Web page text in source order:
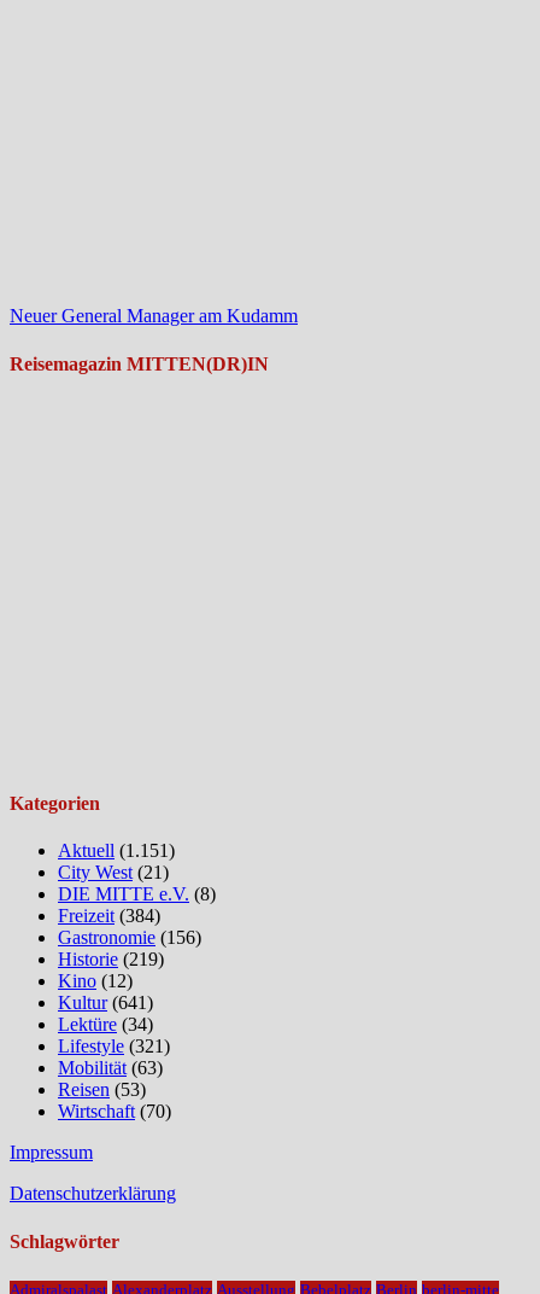
Neuer General Manager am Kudamm
Reisemagazin MITTEN(DR)IN
Kategorien
Aktuell (1.151)
City West(21)
DIE MITTE e.V. (8)
Freizeit(384)
Gastronomie (156)
Historie (219)
Kino (12)
Kultur(641)
Lektüre (34)
Lifestyle (321)
Mobilität(63)
Reisen (53)
Wirtschaft(70)
Impressum
Datenschutzerklärung
Schlagwörter
Admiralspalast Alexanderplatz Ausstellung Bebelplatz Berlin berlin-mitte